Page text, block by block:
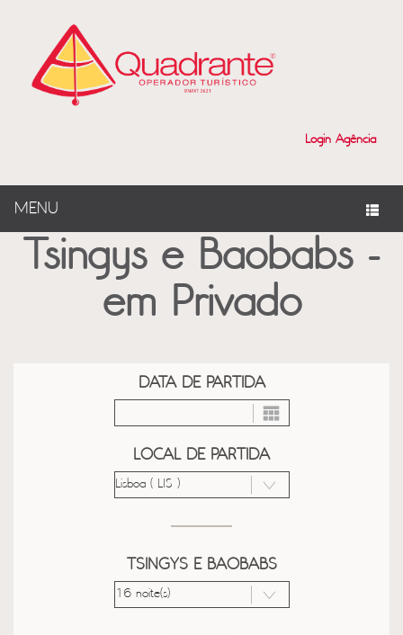
Login Agência
MENU
Tsingys e Baobabs -
em Privado
DATA DE PARTIDA
LOCAL DE PARTIDA
TSINGYS E BAOBABS